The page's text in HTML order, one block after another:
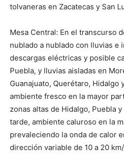
tolvaneras en Zacatecas y San
Mesa Central: En el transcurso
nublado a nublado con lluvias e
descargas eléctricas y posible
Puebla, y lluvias aisladas en
Guanajuato, Querétaro, Hidalgo
ambiente fresco en la mayor
zonas altas de Hidalgo, Puebla
tarde, ambiente caluroso en la
prevaleciendo la onda de calor
dirección variable de 10 a 20